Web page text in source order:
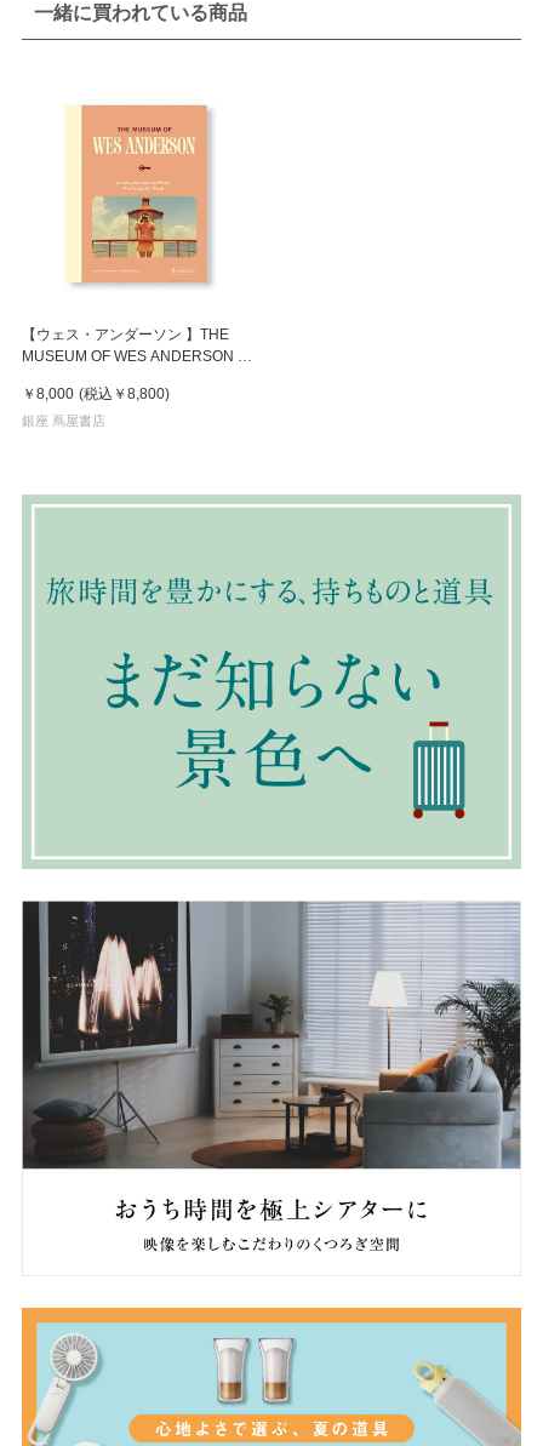
一緒に買われている商品
【ウェス・アンダーソン 】THE
MUSEUM OF WES ANDERSON by
Chiaramonte, Camille Mathie
￥8,000 (税込 ￥8,800)
銀座 蔦屋書店